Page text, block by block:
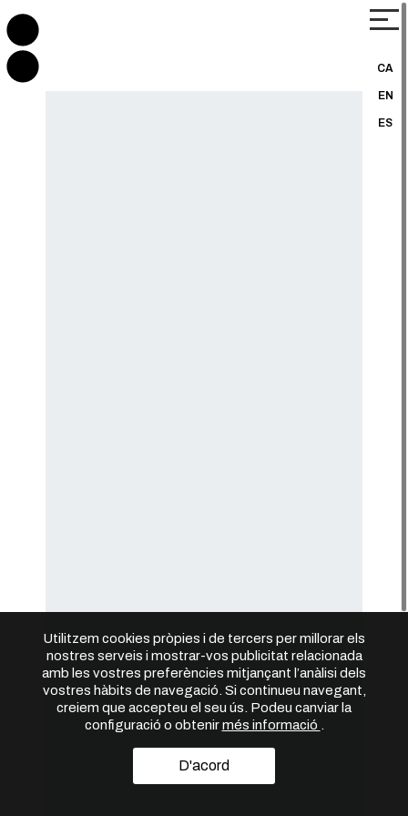
CA
EN
ES
Utilitzem cookies pròpies i de tercers per millorar els
nostres serveis i mostrar-vos publicitat relacionada
amb les vostres preferències mitjançant l’anàlisi dels
vostres hàbits de navegació. Si continueu navegant,
creiem que accepteu el seu ús. Podeu canviar la
configuració o obtenirmés informació
D'acord